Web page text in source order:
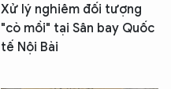
Xử lý nghiêm đối tượng
"cò mồi" tại Sân bay Quốc
tế Nội Bài